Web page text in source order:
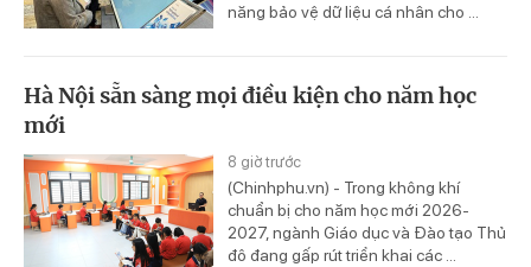
năng bảo vệ dữ liệu cá nhân cho ...
Hà Nội sẵn sàng mọi điều kiện cho năm học
mới
8 giờ trước
(Chinhphu.vn) - Trong không khí
chuẩn bị cho năm học mới 2026-
2027, ngành Giáo dục và Đào tạo Thủ
đô đang gấp rút triển khai các ...